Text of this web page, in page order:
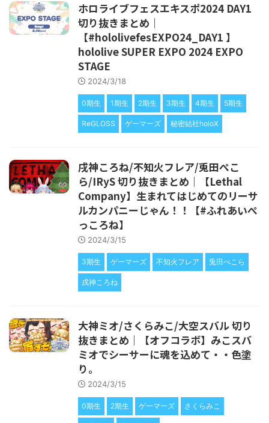
ホロライブフェスエキスポ2024 DAY1
切り抜きまとめ｜
【#hololivefesEXPO24_DAY1 】
hololive SUPER EXPO 2024 EXPO
STAGE
2024/3/18
0期生 1期生 2期生 3期生 4期生 5期生
ReGLOSS ゲーマーズ 秘密結社holoX
戌神ころね/不知火フレア/兎田ぺこ
ら/IRyS 切り抜きまとめ｜【Lethal
Company】生まれてはじめてのリーサ
ルカンパニーじゃん！！【#ふれあいぺ
っころね】
2024/3/15
3期生 ゲーマーズ 不知火フレア 兎田ぺこら
戌神ころね
大神ミオ/さくらみこ/大空スバル 切り
抜きまとめ｜【オフコラボ】みこスバ
ミオでシーサーに魂を込めて・・色塗
り。
2024/3/15
0期生 2期生 ゲーマーズ さくらみこ